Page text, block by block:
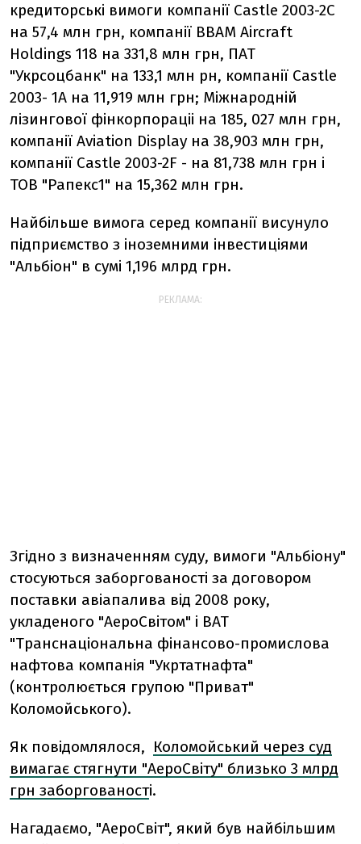
кредиторські вимоги компанії Castle 2003-2С
на 57,4 млн грн, компанії BBAM Aircraft
Holdings 118 на 331,8 млн грн, ПАТ
"Укрсоцбанк" на 133,1 млн рн, компанії Castle
2003- 1А на 11,919 млн грн; Міжнародній
лізингової фінкорпораціі на 185, 027 млн грн,
компанії Aviation Display на 38,903 млн грн,
компанії Castle 2003-2F - на 81,738 млн грн і
ТОВ "Рапекс1" на 15,362 млн грн.
Найбільше вимога серед компанії висунуло
підприємство з іноземними інвестиціями
"Альбіон" в сумі 1,196 млрд грн.
РЕКЛАМА:
Згідно з визначенням суду, вимоги "Альбіону"
стосуються заборгованості за договором
поставки авіапалива від 2008 року,
укладеного "АероСвітом" і ВАТ
"Транснаціональна фінансово-промислова
нафтова компанія "Укртатнафта"
(контролюється групою "Приват"
Коломойського).
Як повідомлялося, Коломойський через суд
вимагає стягнути "АероСвіту" близько 3 млрд
грн заборгованості.
Нагадаємо, "АероСвіт", який був найбільшим